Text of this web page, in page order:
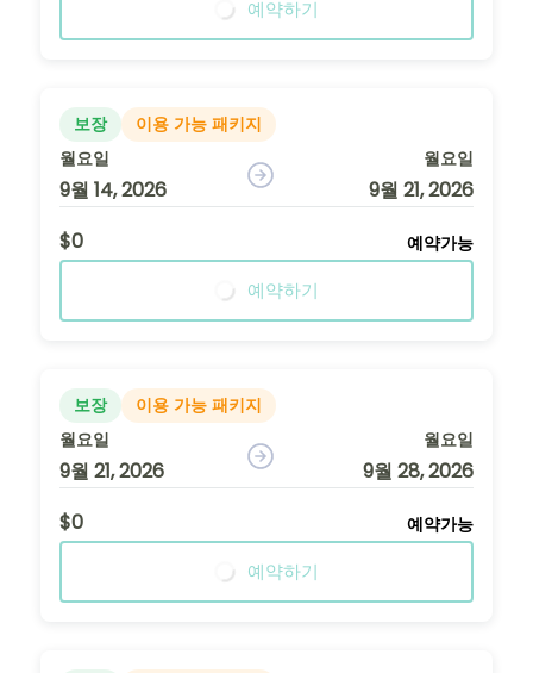
예약하기
보장
이용 가능 패키지
월요일
9월 14, 2026
월요일
9월 21, 2026
$0
예약가능
예약하기
보장
이용 가능 패키지
월요일
9월 21, 2026
월요일
9월 28, 2026
$0
예약가능
예약하기